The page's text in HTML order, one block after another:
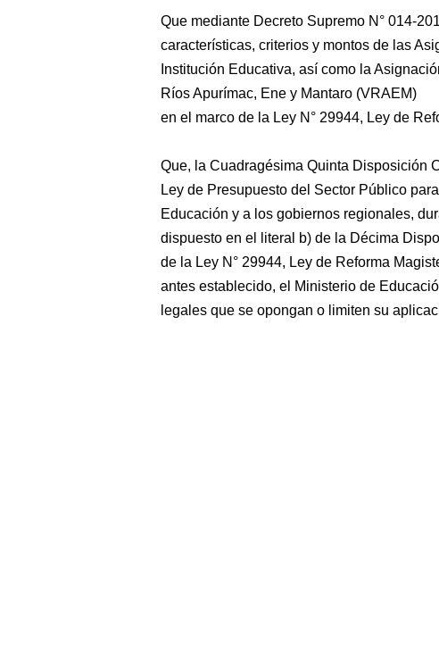
Que mediante Decreto Supremo N° 014-
características, criterios y montos de las
Institución Educativa, así como la
Ríos Apurímac, Ene y Mantaro (VRAEM)
en el marco de la Ley N° 29944, Ley de
Que, la Cuadragésima Quinta Disposición
Ley de Presupuesto del Sector Público
Educación y a los gobiernos regionales,
dispuesto en el literal b) de la Décima
de la Ley N° 29944, Ley de Reforma
antes establecido, el Ministerio de
legales que se opongan o limiten su